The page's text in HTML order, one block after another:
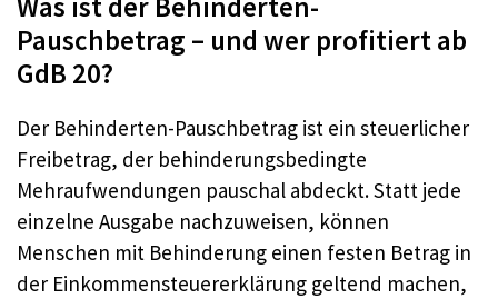
Pauschbetrag – und wer profitiert ab
GdB 20?
Der Behinderten-Pauschbetrag ist ein steuerlicher
Freibetrag, der behinderungsbedingte
Mehraufwendungen pauschal abdeckt. Statt jede
einzelne Ausgabe nachzuweisen, können
Menschen mit Behinderung einen festen Betrag in
der Einkommensteuererklärung geltend machen,